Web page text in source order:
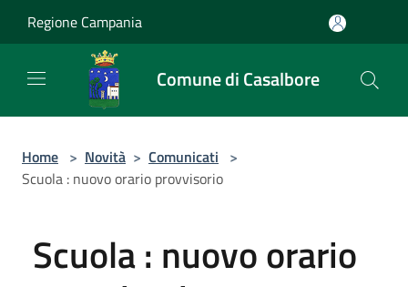
Regione Campania
Comune di Casalbore
Home > Novità > Comunicati >
Scuola : nuovo orario provvisorio
Scuola : nuovo orario